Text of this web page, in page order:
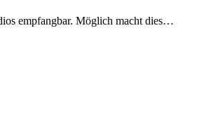
empfangbar. Möglich macht dies…